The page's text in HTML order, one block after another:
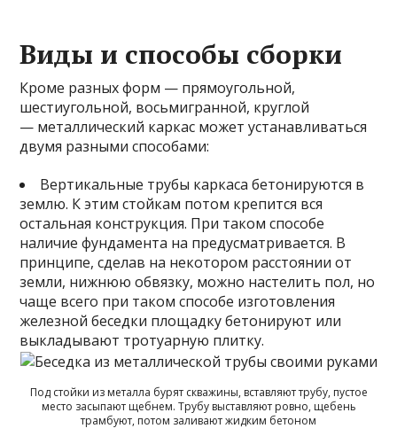
Виды и способы сборки
Кроме разных форм — прямоугольной,
шестиугольной, восьмигранной, круглой
— металлический каркас может устанавливаться
двумя разными способами:
Вертикальные трубы каркаса бетонируются в
землю. К этим стойкам потом крепится вся
остальная конструкция. При таком способе
наличие фундамента на предусматривается. В
принципе, сделав на некотором расстоянии от
земли, нижнюю обвязку, можно настелить пол, но
чаще всего при таком способе изготовления
железной беседки площадку бетонируют или
выкладывают тротуарную плитку.
Под стойки из металла бурят скважины, вставляют трубу, пустое
место засыпают щебнем. Трубу выставляют ровно, щебень
трамбуют, потом заливают жидким бетоном